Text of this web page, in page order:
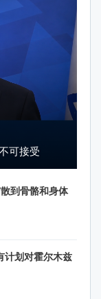
可接受
到骨骼和身体
计划对霍尔木兹